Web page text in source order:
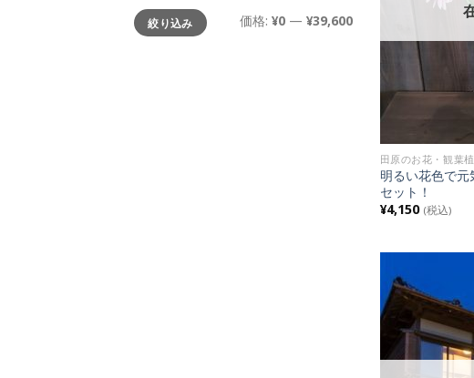
最
低
価
最
高
価
絞り込み 価格: ¥0 — ¥39,600
田原のお花・観葉
明るい花色で
セット！
¥4,150 (税込)